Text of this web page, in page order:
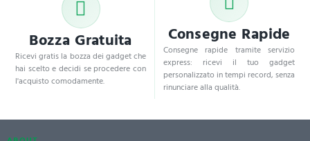
Bozza Gratuita
Ricevi gratis la bozza dei gadget che
hai scelto e decidi se procedere con
l'acquisto comodamente.
Consegne Rapide
Consegne rapide tramite servizio
express: ricevi il tuo gadget
personalizzato in tempi record, senza
rinunciare alla qualità.